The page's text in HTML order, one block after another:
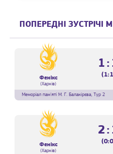
ПОПЕРЕДНІ ЗУСТРІЧІ
Фенікс
(Харків)
Меморіал пам'яті М. Г. Балакірєва, Тур 2
Фенікс
(Харків)